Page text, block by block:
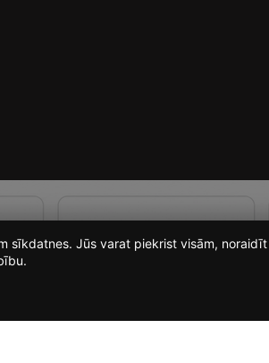
sīkdatnes. Jūs varat piekrist visām,